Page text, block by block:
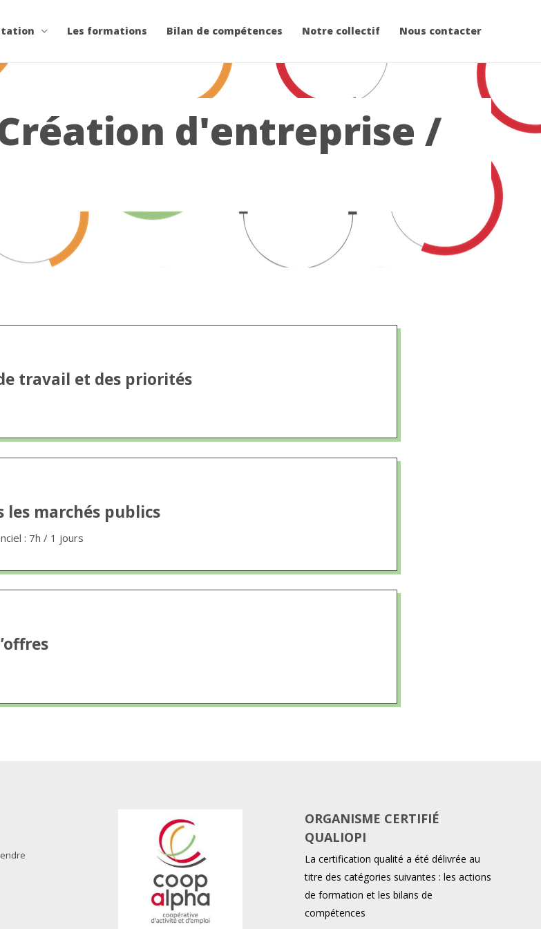
Les formations Bilan de compétences Notre collectif Nous contacter
d'entreprise /
travail et des priorités
les marchés publics
: 7h / 1 jours
ORGANISME CERTIFIÉ
QUALIOPI
La certification qualité a été délivrée au
titre des catégories suivantes : les actions
de formation et les bilans de
compétences